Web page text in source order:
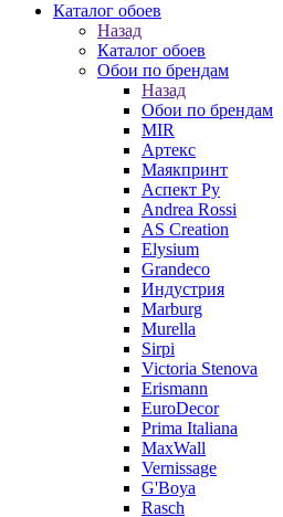
Каталог обоев
Назад
Каталог обоев
Обои по брендам
Назад
Обои по брендам
MIR
Артекс
Маякпринт
Аспект Ру
Andrea Rossi
AS Creation
Elysium
Grandeco
Индустрия
Marburg
Murella
Sirpi
Victoria Stenova
Erismann
EuroDecor
Prima Italiana
MaxWall
Vernissage
G'Boya
Rasch